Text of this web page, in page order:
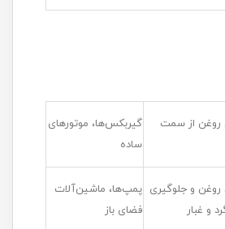
روغن از سمت
گیربکس‌ها، موتورهای
ساده
و جلوگیری
و غبار
پمپ‌ها، ماشین‌آلات
فضای باز